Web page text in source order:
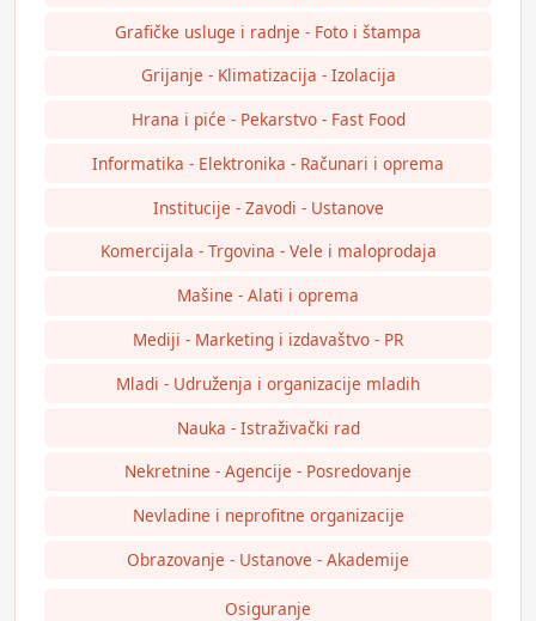
Grafičke usluge i radnje - Foto i štampa
Grijanje - Klimatizacija - Izolacija
Hrana i piće - Pekarstvo - Fast Food
Informatika - Elektronika - Računari i oprema
Institucije - Zavodi - Ustanove
Komercijala - Trgovina - Vele i maloprodaja
Mašine - Alati i oprema
Mediji - Marketing i izdavaštvo - PR
Mladi - Udruženja i organizacije mladih
Nauka - Istraživački rad
Nekretnine - Agencije - Posredovanje
Nevladine i neprofitne organizacije
Obrazovanje - Ustanove - Akademije
Osiguranje